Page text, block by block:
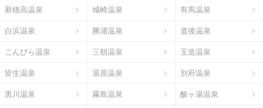
新穂高温泉 城崎温泉 有馬温泉
白浜温泉 勝浦温泉 道後温泉
こんぴら温泉 三朝温泉 玉造温泉
皆生温泉 湯原温泉 別府温泉
黒川温泉 霧島温泉 酸ヶ湯温泉